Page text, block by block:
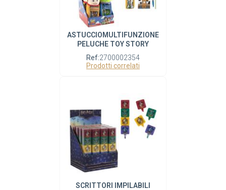
ASTUCCIOMULTIFUNZIONE
PELUCHE TOY STORY
Ref:2700002354
Prodotti correlati
SCRITTORI IMPILABILI